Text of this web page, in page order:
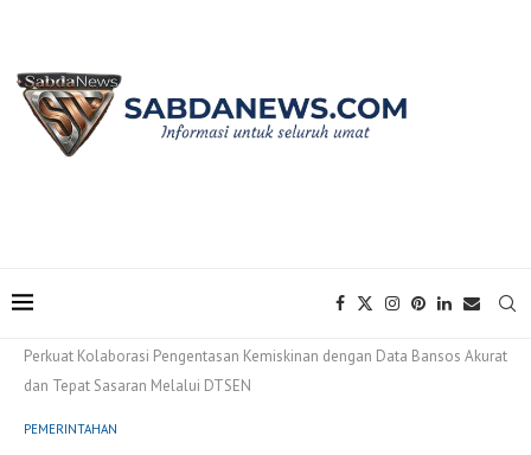
Perkuat Kolaborasi Pengentasan Kemiskinan dengan Data Bansos Akurat
dan Tepat Sasaran Melalui DTSEN
PEMERINTAHAN